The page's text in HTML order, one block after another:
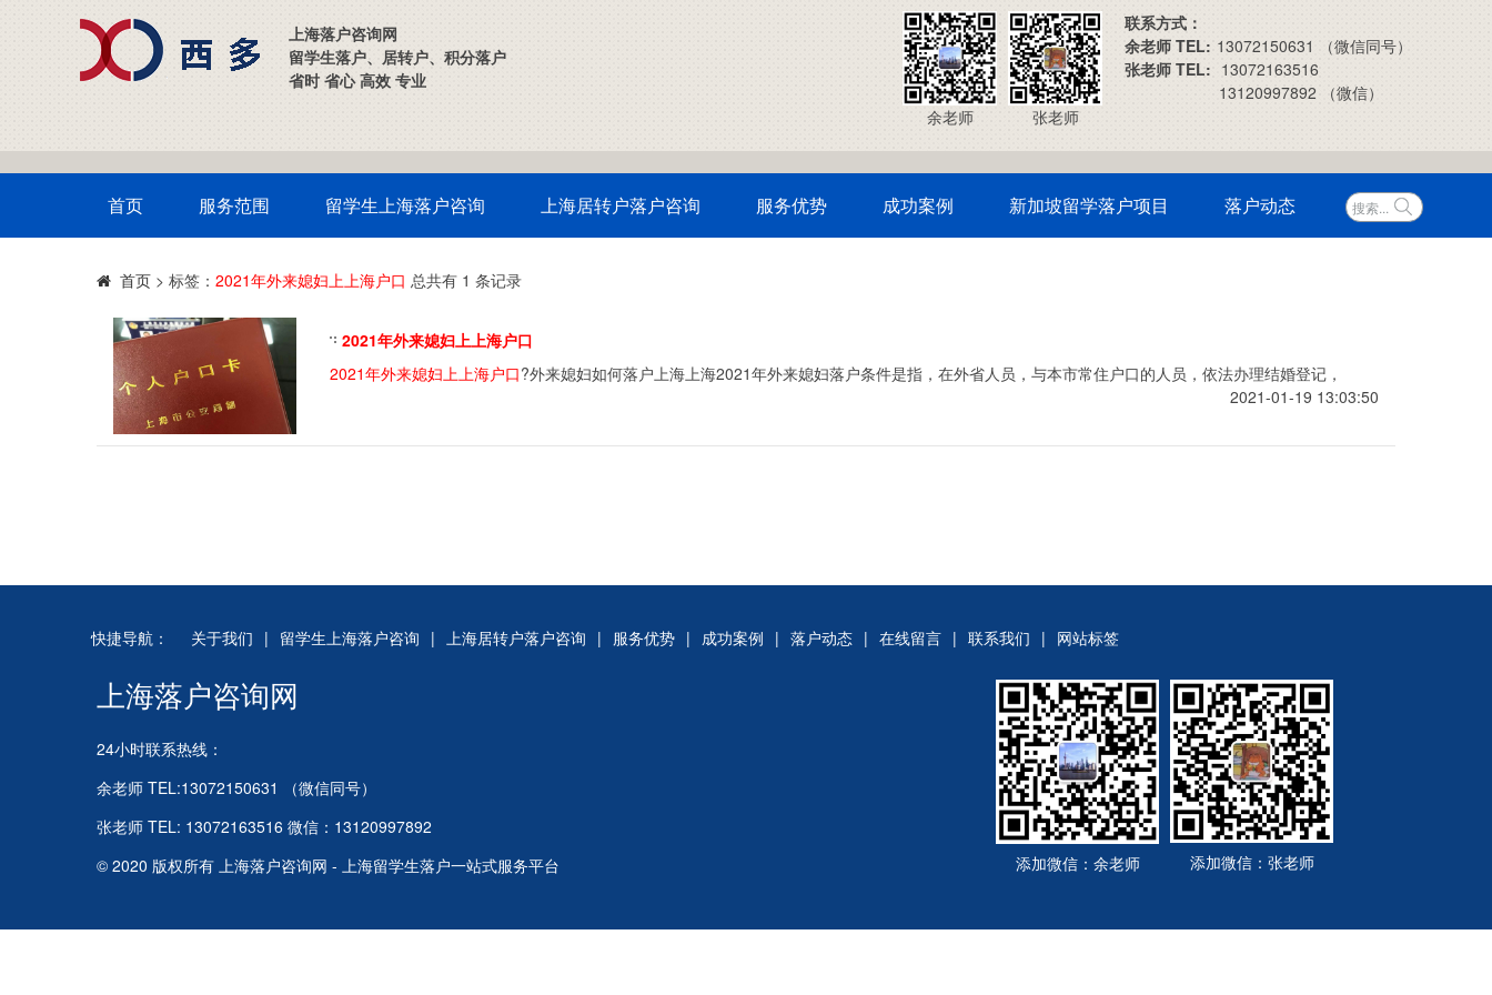
上海落户咨询网
留学生落户、居转户、积分落户
省时 省心 高效 专业
联系方式：
余老师 TEL: 13072150631 （微信同号）
张老师 TEL: 13072163516
13120997892 （微信）
余老师
张老师
首页 服务范围 留学生上海落户咨询 上海居转户落户咨询 服务优势 成功案例 新加坡留学落户项目 落户动态
首页 > 标签： 2021年外来媳妇上上海户口 总共有 1 条记录
2021年外来媳妇上上海户口
2021年外来媳妇上上海户口?外来媳妇如何落户上海上海2021年外来媳妇落户条件是指，在外省人员，与本市常住户口的人员，依法办理结婚登记，
2021-01-19 13:03:50
快捷导航： 关于我们 | 留学生上海落户咨询 | 上海居转户落户咨询 | 服务优势 | 成功案例 | 落户动态 | 在线留言 | 联系我们 | 网站标签
上海落户咨询网
24小时联系热线：
余老师 TEL:13072150631 （微信同号）
张老师 TEL: 13072163516 微信：13120997892
© 2020 版权所有 上海落户咨询网 - 上海留学生落户一站式服务平台
添加微信：余老师 添加微信：张老师